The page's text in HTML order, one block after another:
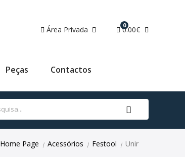
Área Privada 0
0.00€
Peças Contactos
Home Page | Acessórios | Festool | Unir